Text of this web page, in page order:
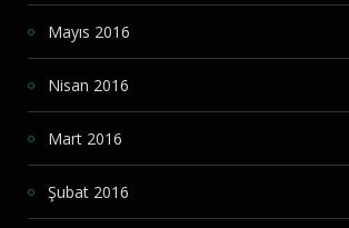
Mayıs 2016
Nisan 2016
Mart 2016
Şubat 2016